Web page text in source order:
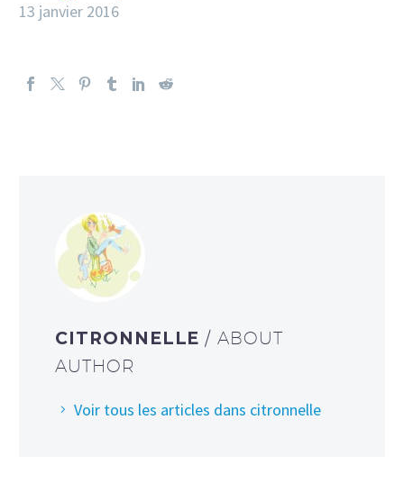
13 janvier 2016
CITRONNELLE/ ABOUT
AUTHOR
Voir tous les articles dans citronnelle